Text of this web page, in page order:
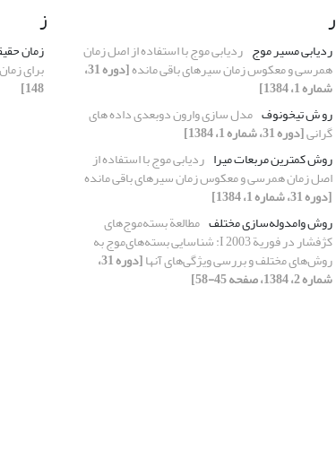
ر
ردیابی مسیر موج ردیابی موج با استفاده از اصل زمان
همرسی و معکوس زمان سیرهای باقی مانده [دوره 31،
شماره 1، 1384]
رو ش تیخونوف مدل سازی وارون دوبعدی داده های
گرانی[دوره 31، شماره 1، 1384]
روش کمترین مربعات میرا ردیابی موج با استفاده از
اصل زمان همرسی و معکوس زمان سیرهای باقی مانده
[دوره 31، شماره 1، 1384]
روش وامدوله‌سازی مختلف مطالعة بسته‌موج‌های
کژفشار در فوریة 2003 I: شناسایی بسته‌های‌موج به
روش‌های مختلف و بررسی ویژگی‌های آنها [دوره 31،
شماره 2، 1384، صفحه 45-58]
ز
زمان
برای
148]